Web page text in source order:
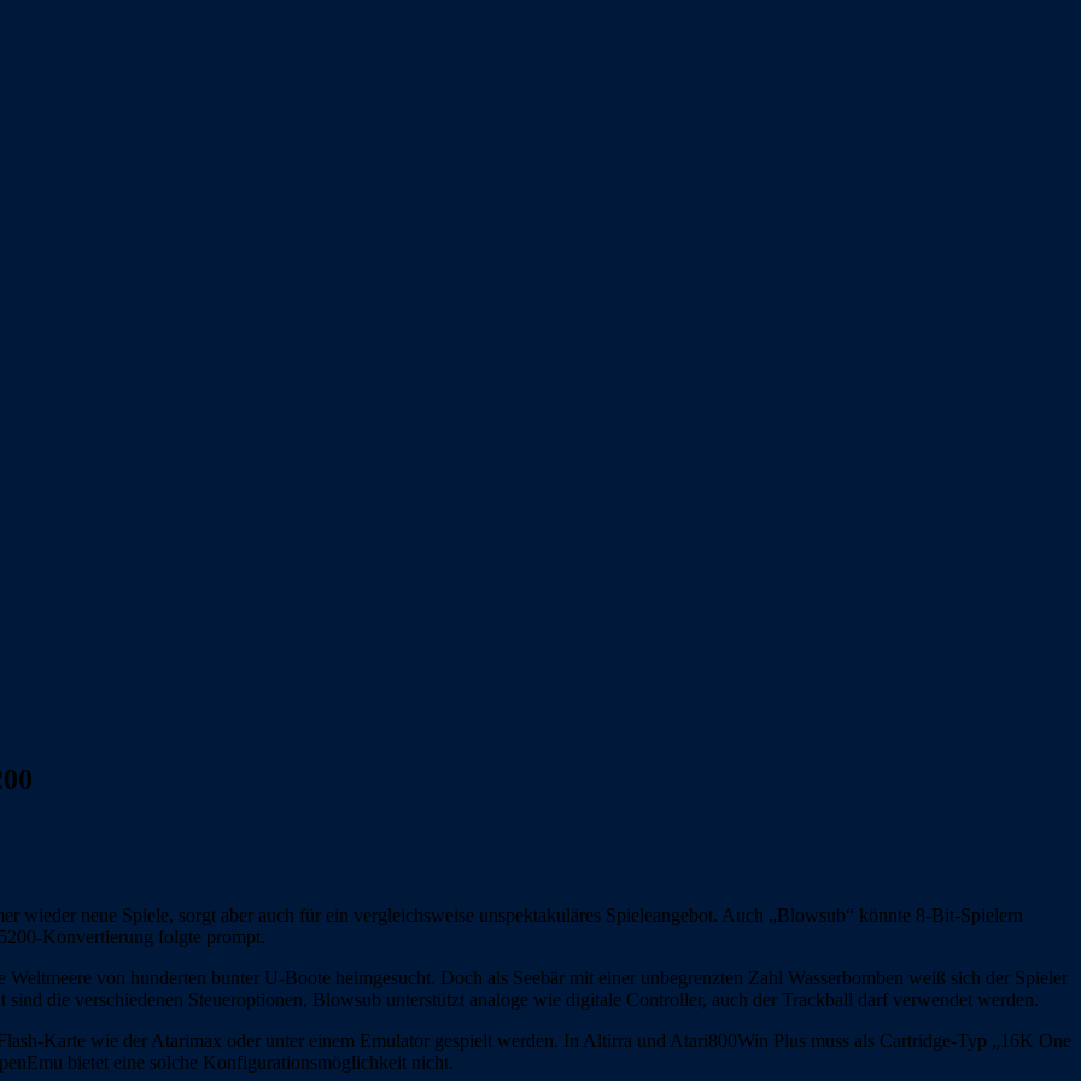
wieder neue Spiele, sorgt aber auch für ein vergleichsweise unspektakuläres Spieleangebot. Auch „Blowsub“ könnte 8-Bit-Spielern
Konvertierung folgte prompt.
von hunderten bunter U-Boote heimgesucht. Doch als Seebär mit einer unbegrenzten Zahl Wasserbomben weiß sich der Spieler
die verschiedenen Steueroptionen, Blowsub unterstützt analoge wie digitale Controller, auch der Trackball darf verwendet werden.
Karte wie der Atarimax oder unter einem Emulator gespielt werden. In Altirra und Atari800Win Plus muss als Cartridge-Typ „16K One
bietet eine solche Konfigurationsmöglichkeit nicht.